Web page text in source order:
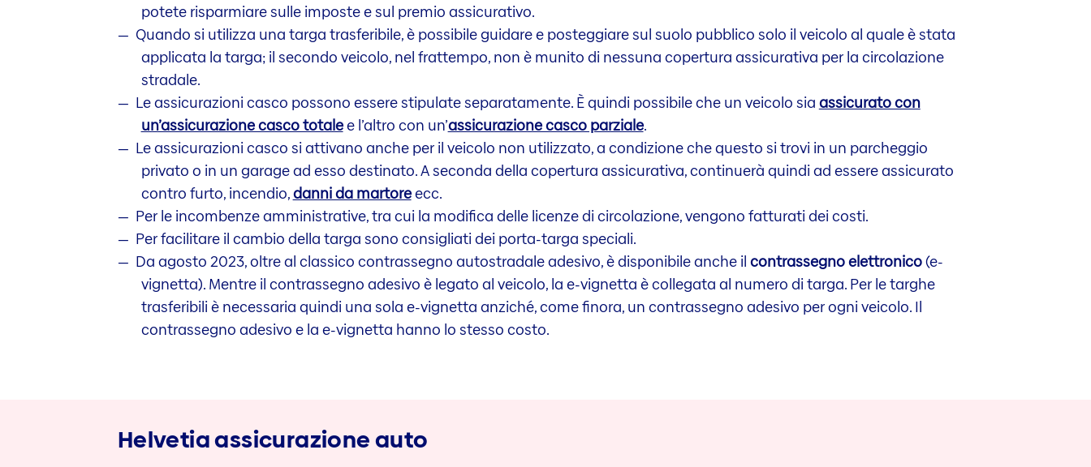
potete risparmiare sulle imposte e sul premio assicurativo.
Quando si utilizza una targa trasferibile, è possibile guidare e posteggiare sul suolo pubblico solo il veicolo al quale è stata
applicata la targa; il secondo veicolo, nel frattempo, non è munito di nessuna copertura assicurativa per la circolazione
stradale.
Le assicurazioni casco possono essere stipulate separatamente. È quindi possibile che un veicolo sia assicurato con
un’assicurazione casco totalee l’altro con un’assicurazione casco parziale.
Le assicurazioni casco si attivano anche per il veicolo non utilizzato, a condizione che questo si trovi in un parcheggio
privato o in un garage ad esso destinato. A seconda della copertura assicurativa, continuerà quindi ad essere assicurato
contro furto, incendio,danni da martoreecc.
Per le incombenze amministrative, tra cui la modifica delle licenze di circolazione, vengono fatturati dei costi.
Per facilitare il cambio della targa sono consigliati dei porta-targa speciali.
Da agosto 2023, oltre al classico contrassegno autostradale adesivo, è disponibile anche il contrassegno elettronico(e-
vignetta). Mentre il contrassegno adesivo è legato al veicolo, la e-vignetta è collegata al numero di targa. Per le targhe
trasferibili è necessaria quindi una sola e-vignetta anziché, come finora, un contrassegno adesivo per ogni veicolo. Il
contrassegno adesivo e la e-vignetta hanno lo stesso costo.
Helvetia assicurazione auto